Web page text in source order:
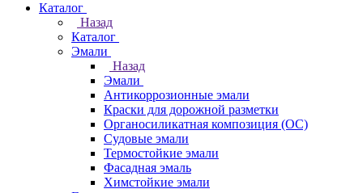
Каталог
Назад
Каталог
Эмали
Назад
Эмали
Антикоррозионные эмали
Краски для дорожной разметки
Органосиликатная композиция (ОС)
Судовые эмали
Термостойкие эмали
Фасадная эмаль
Химстойкие эмали